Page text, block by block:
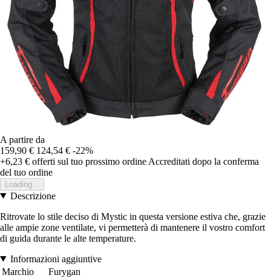
A partire da
159,90 € 124,54 € -22%
+6,23 € offerti sul tuo prossimo ordine Accreditati dopo la conferma
del tuo ordine
Loading...
Descrizione
Ritrovate lo stile deciso di Mystic in questa versione estiva che, grazie
alle ampie zone ventilate, vi permetterà di mantenere il vostro comfort
di guida durante le alte temperature.
Informazioni aggiuntive
Marchio
Furygan